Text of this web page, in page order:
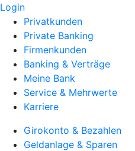
Login
Privatkunden
Private Banking
Firmenkunden
Banking & Verträge
Meine Bank
Service & Mehrwerte
Karriere
Girokonto & Bezahlen
Geldanlage & Sparen